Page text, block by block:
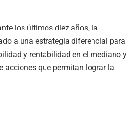
los últimos diez años, la
a una estrategia diferencial para
y rentabilidad en el mediano y
acciones que permitan lograr la